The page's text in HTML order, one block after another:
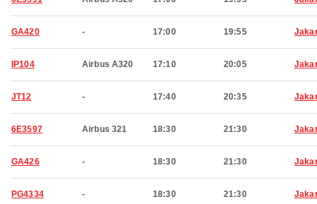
GA420 - 17:00 19:55
IP104 Airbus A320 17:10 20:05
JT12 - 17:40 20:35
6E3597 Airbus 321 18:30 21:30
GA426 - 18:30 21:30
PG4334 - 18:30 21:30